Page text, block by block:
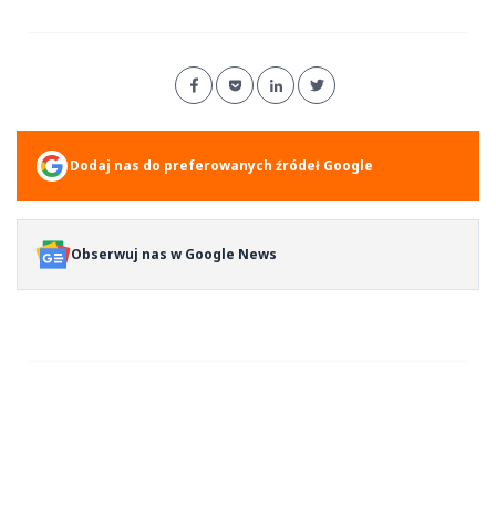
Dodaj nas do preferowanych źródeł Google
Obserwuj nas w Google News